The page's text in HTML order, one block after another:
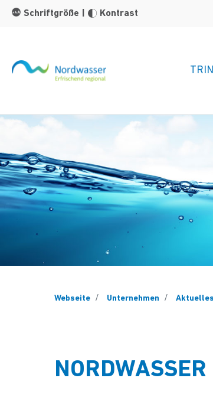
Zum Hauptinhalt springen
Schriftgröße
Kontrast
Webseite Unternehmen Aktuelles